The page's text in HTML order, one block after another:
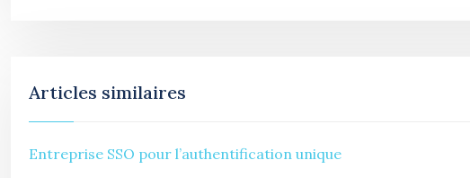
Articles similaires
Entreprise SSO pour l’authentification unique